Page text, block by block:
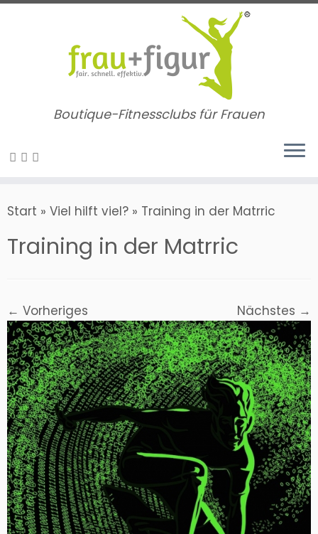
Zum
Boutique-Fitnessclubs für Frauen
Start » Viel hilft viel? » Training in der Matrric
Training in der Matrric
← Vorheriges Nächstes →